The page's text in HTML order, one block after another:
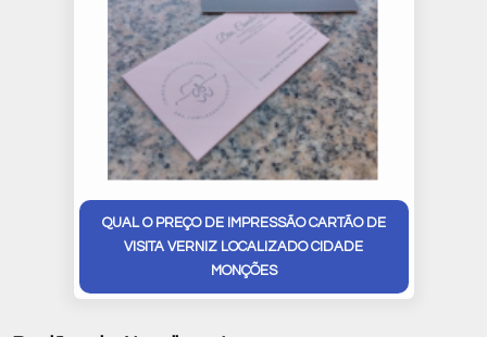
QUAL O PREÇO DE IMPRESSÃO CARTÃO DE
VISITA VERNIZ LOCALIZADO CIDADE
MONÇÕES